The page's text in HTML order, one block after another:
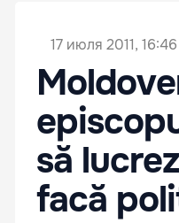
17 июля 2011, 16:46
să
facă